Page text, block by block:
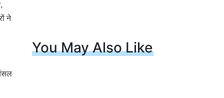
ने
You May Also Like